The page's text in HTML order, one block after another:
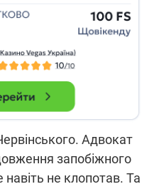
Адвокат
запобіжного
не клопотав. Та